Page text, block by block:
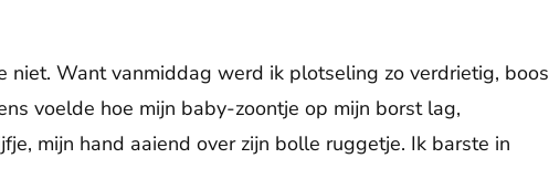
niet. Want vanmiddag werd ik plotseling zo verdrietig, boos
voelde hoe mijn baby-zoontje op mijn borst lag,
mijn hand aaiend over zijn bolle ruggetje. Ik barste in